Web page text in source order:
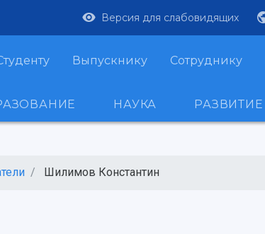
Версия для слабовидящих
Выпускнику Сотруднику
НАУКА РАЗВИТИЕ
Шилимов Константин